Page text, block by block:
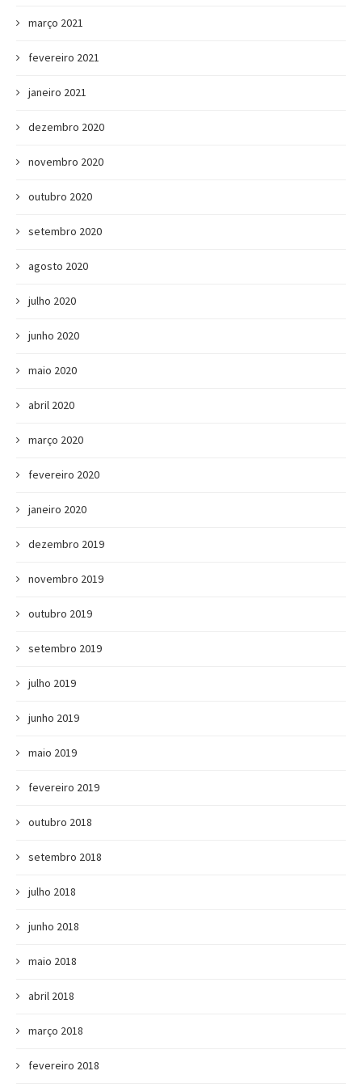
março 2021
fevereiro 2021
janeiro 2021
dezembro 2020
novembro 2020
outubro 2020
setembro 2020
agosto 2020
julho 2020
junho 2020
maio 2020
abril 2020
março 2020
fevereiro 2020
janeiro 2020
dezembro 2019
novembro 2019
outubro 2019
setembro 2019
julho 2019
junho 2019
maio 2019
fevereiro 2019
outubro 2018
setembro 2018
julho 2018
junho 2018
maio 2018
abril 2018
março 2018
fevereiro 2018